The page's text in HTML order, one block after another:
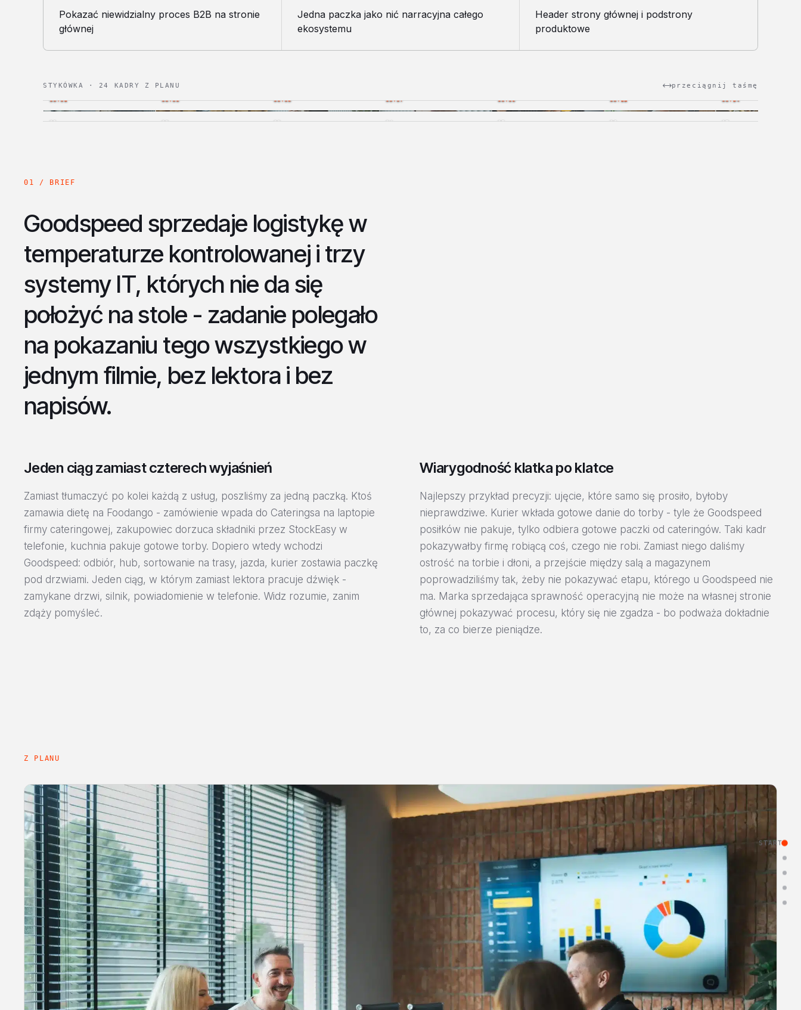
START
Pokazać niewidzialny proces B2B na stronie
głównej
Jedna paczka jako nić narracyjna całego
ekosystemu
Header strony głównej i podstrony
produktowe
STYKÓWKA · 24 KADRY Z PLANU przeciągnij taśmę
01
00:01
02
00:03
03
00:05
04
00:07
05
00:09
06
00:12
07
00:14
01 / BRIEF
Goodspeed sprzedaje logistykę w
temperaturze kontrolowanej i trzy
systemy IT, których nie da się
położyć na stole - zadanie polegało
na pokazaniu tego wszystkiego w
jednym filmie, bez lektora i bez
napisów.
Jeden ciąg zamiast czterech wyjaśnień
Zamiast tłumaczyć po kolei każdą z usług, poszliśmy za jedną paczką. Ktoś
zamawia dietę na Foodango - zamówienie wpada do Cateringsa na laptopie
firmy cateringowej, zakupowiec dorzuca składniki przez StockEasy w
telefonie, kuchnia pakuje gotowe torby. Dopiero wtedy wchodzi
Goodspeed: odbiór, hub, sortowanie na trasy, jazda, kurier zostawia paczkę
pod drzwiami. Jeden ciąg, w którym zamiast lektora pracuje dźwięk -
zamykane drzwi, silnik, powiadomienie w telefonie. Widz rozumie, zanim
zdąży pomyśleć.
Wiarygodność klatka po klatce
Najlepszy przykład precyzji: ujęcie, które samo się prosiło, byłoby
nieprawdziwe. Kurier wkłada gotowe danie do torby - tyle że Goodspeed
posiłków nie pakuje, tylko odbiera gotowe paczki od cateringów. Taki kadr
pokazywałby firmę robiącą coś, czego nie robi. Zamiast niego daliśmy
ostrość na torbie i dłoni, a przejście między salą a magazynem
poprowadziliśmy tak, żeby nie pokazywać etapu, którego u Goodspeed nie
ma. Marka sprzedająca sprawność operacyjną nie może na własnej stronie
głównej pokazywać procesu, który się nie zgadza - bo podważa dokładnie
to, za co bierze pieniądze.
Z PLANU